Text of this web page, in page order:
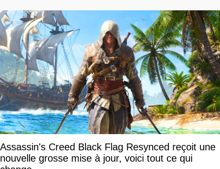
Assassin's Creed Black Flag Resynced reçoit une
nouvelle grosse mise à jour, voici tout ce qui